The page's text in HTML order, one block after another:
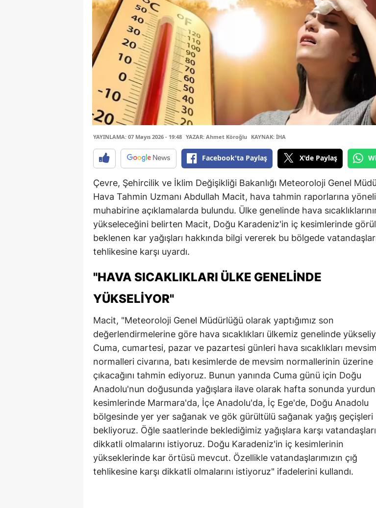
YAYINLAMA: 07 Mayıs 2026 - 19:48 YAZAR: Ahmet Köroğlu KAYNAK: İHA
Facebook'ta Paylaş X'de Paylaş
Çevre, Şehircilik ve İklim Değişikliği Bakanlığı Meteoroloji Genel
Hava Tahmin Uzmanı Abdullah Macit, hava tahmin raporlarına
muhabirine açıklamalarda bulundu. Ülke genelinde hava
yükseleceğini belirten Macit, Doğu Karadeniz'in iç kesimlerinde
beklenen kar yağışları hakkında bilgi vererek bu bölgede
tehlikesine karşı uyardı.
"HAVA SICAKLIKLARI ÜLKE GENELINDE
YÜKSELIYOR"
Macit, "Meteoroloji Genel Müdürlüğü olarak yaptığımız son
değerlendirmelerine göre hava sıcaklıkları ülkemiz genelinde
Cuma, cumartesi, pazar ve pazartesi günleri hava sıcaklıkları mevsim
normalleri civarına, batı kesimlerde de mevsim normallerinin üzerine
çıkacağını tahmin ediyoruz. Bunun yanında Cuma günü için Doğu
Anadolu'nun doğusunda yağışlara ilave olarak hafta sonunda
kesimlerinde Marmara'da, İçe Anadolu'da, İç Ege'de, Doğu Anadolu
bölgesinde yer yer sağanak ve gök gürültülü sağanak yağış geçişleri
bekliyoruz. Öğle saatlerinde beklediğimiz yağışlara karşı
dikkatli olmalarını istiyoruz. Doğu Karadeniz'in iç kesimlerinin
yükseklerinde kar örtüsü mevcut. Özellikle vatandaşlarımızın çığ
tehlikesine karşı dikkatli olmalarını istiyoruz" ifadelerini kullandı.